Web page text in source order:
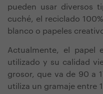
pueden usar diversos
cuché, el reciclado
blanco o papeles
Actualmente, el papel
utilizado y su calidad
grosor, que va de 90 a
utiliza un gramaje entre